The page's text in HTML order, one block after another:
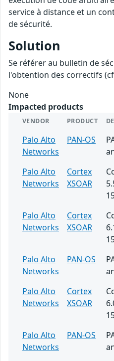
service à distance et un
de sécurité.
Solution
Se référer au bulletin de
l'obtention des correctifs
None
Impacted products
VENDOR PRODUCT
Palo Alto
Networks
PAN-OS
Palo Alto
Networks
Cortex
XSOAR
Palo Alto
Networks
Cortex
XSOAR
Palo Alto
Networks
PAN-OS
Palo Alto
Networks
Cortex
XSOAR
Palo Alto
Networks
PAN-OS